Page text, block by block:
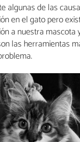
algunas de las
en el gato pero
a nuestra mascota
las herramientas